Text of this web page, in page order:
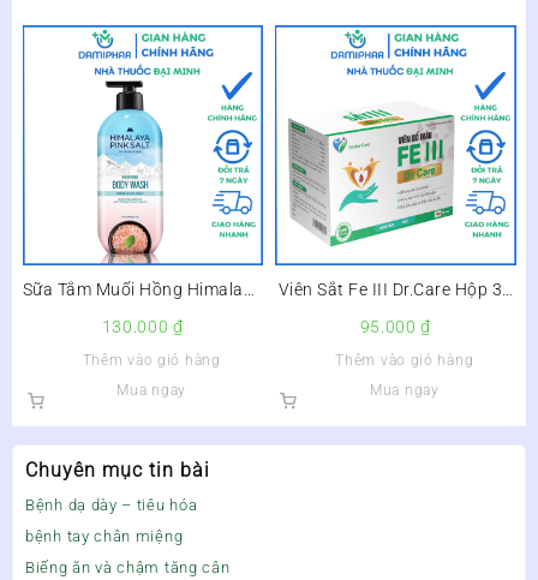
Chuyên mục tin bài
Bệnh dạ dày – tiêu hóa
bệnh tay chân miệng
Biếng ăn và chậm tăng cân
Sữa Tắm Muối Hồng Himalaya
Khoái Refresh & Clarify Lọ
500g –
130.000₫
Thêm vào giỏ hàng
Mua ngay
Viên Sắt Fe III Dr.Care Hộp 30
Nguy Cơ Thiếu Máu –
95.000₫
Thêm vào giỏ hàng
Mua ngay